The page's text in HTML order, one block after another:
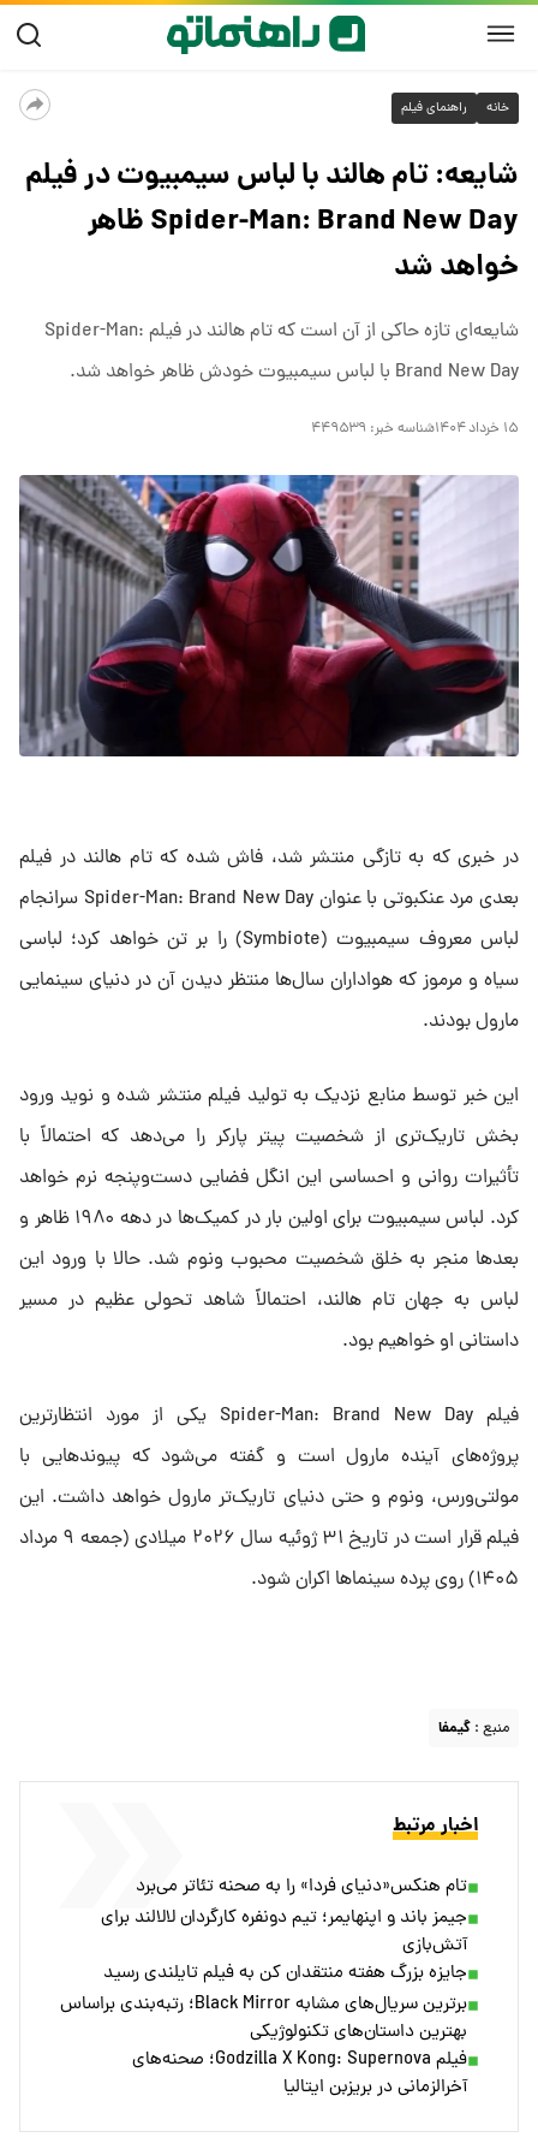
خانه راهنمای فیلم
شایعه: تام هالند با لباس سیمبیوت در فیلم
Spider-Man: Brand New Day ظاهر
خواهد شد
شایعه‌ای تازه حاکی از آن است که تام هالند در فیلم Spider-Man:
Brand New Day با لباس سیمبیوت خودش ظاهر خواهد شد.
۱۵ خرداد ۱۴۰۴ شناسه خبر: ۴۴۹۵۳۹
در خبری که به تازگی منتشر شد، فاش شده که تام هالند در فیلم
بعدی مرد عنکبوتی با عنوان Spider-Man: Brand New Day سرانجام
لباس معروف سیمبیوت (Symbiote) را بر تن خواهد کرد؛ لباسی
سیاه و مرموز که هواداران سال‌ها منتظر دیدن آن در دنیای سینمایی
مارول بودند.
این خبر توسط منابع نزدیک به تولید فیلم منتشر شده و نوید ورود
بخش تاریک‌تری از شخصیت پیتر پارکر را می‌دهد که احتمالاً با
تأثیرات روانی و احساسی این انگل فضایی دست‌وپنجه نرم خواهد
کرد. لباس سیمبیوت برای اولین بار در کمیک‌ها در دهه ۱۹۸۰ ظاهر و
بعدها منجر به خلق شخصیت محبوب ونوم شد. حالا با ورود این
لباس به جهان تام هالند، احتمالاً شاهد تحولی عظیم در مسیر
داستانی او خواهیم بود.
فیلم Spider-Man: Brand New Day یکی از مورد انتظارترین
پروژه‌های آینده مارول است و گفته می‌شود که پیوندهایی با
مولتی‌ورس، ونوم و حتی دنیای تاریک‌تر مارول خواهد داشت. این
فیلم قرار است در تاریخ ۳۱ ژوئیه سال ۲۰۲۶ میلادی (جمعه ۹ مرداد
۱۴۰۵) روی پرده سینماها اکران شود.
منبع : گیمفا
اخبار مرتبط
تام هنکس«دنیای فردا» را به صحنه تئاتر می‌برد
جیمز باند و اپنهایمر؛ تیم دونفره کارگردان لالالند برای
آتش‌بازی
جایزه بزرگ هفته منتقدان کن به فیلم تایلندی رسید
برترین سریال‌های مشابه Black Mirror؛ رتبه‌بندی براساس
بهترین داستان‌های تکنولوژیکی
فیلم Godzilla X Kong: Supernova؛ صحنه‌های
آخرالزمانی در بریزبن ایتالیا